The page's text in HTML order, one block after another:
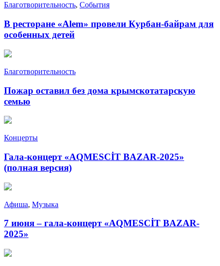
Благотворительность, События
В ресторане «Alem» провели Курбан-байрам для
особенных детей
Благотворительность
Пожар оставил без дома крымскотатарскую
семью
Концерты
Гала-концерт «AQMESCİT BAZAR-2025»
(полная версия)
Афиша, Музыка
7 июня – гала-концерт «AQMESCİT BAZAR-
2025»